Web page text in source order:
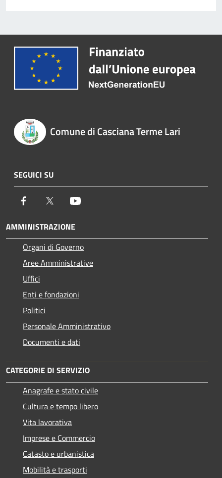
Comune di Casciana Terme Lari
SEGUICI SU
Facebook Twitter
AMMINISTRAZIONE
Organi di Governo
Aree Amministrative
Uffici
Enti e fondazioni
Politici
Personale Amministrativo
Documenti e dati
CATEGORIE DI SERVIZIO
Anagrafe e stato civile
Cultura e tempo libero
Vita lavorativa
Imprese e Commercio
Catasto e urbanistica
Mobilità e trasporti